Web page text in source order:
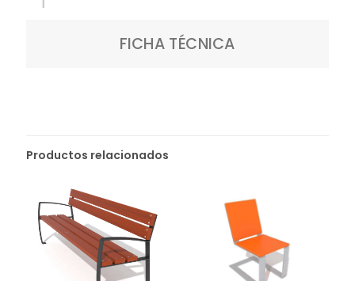
FICHA TÉCNICA
Productos relacionados